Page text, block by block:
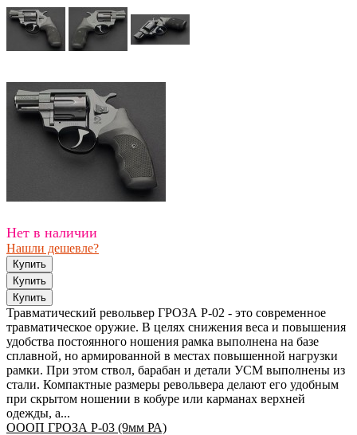
Нет в наличии
Нашли дешевле?
Травматический револьвер ГРОЗА Р-02 - это современное
травматическое оружие. В целях снижения веса и повышения
удобства постоянного ношения рамка выполнена на базе
сплавной, но армированной в местах повышенной нагрузки
рамки. При этом ствол, барабан и детали УСМ выполнены из
стали. Компактные размеры револьвера делают его удобным
при скрытом ношении в кобуре или карманах верхней
одежды, а...
ОООП ГРОЗА Р-03 (9мм РА)